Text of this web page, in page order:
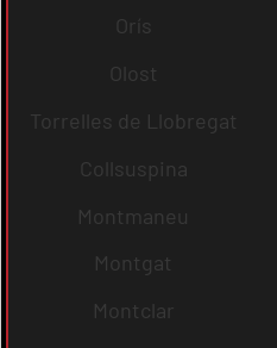
Orís
Olost
Torrelles de Llobregat
Collsuspina
Montmaneu
Montgat
Montclar